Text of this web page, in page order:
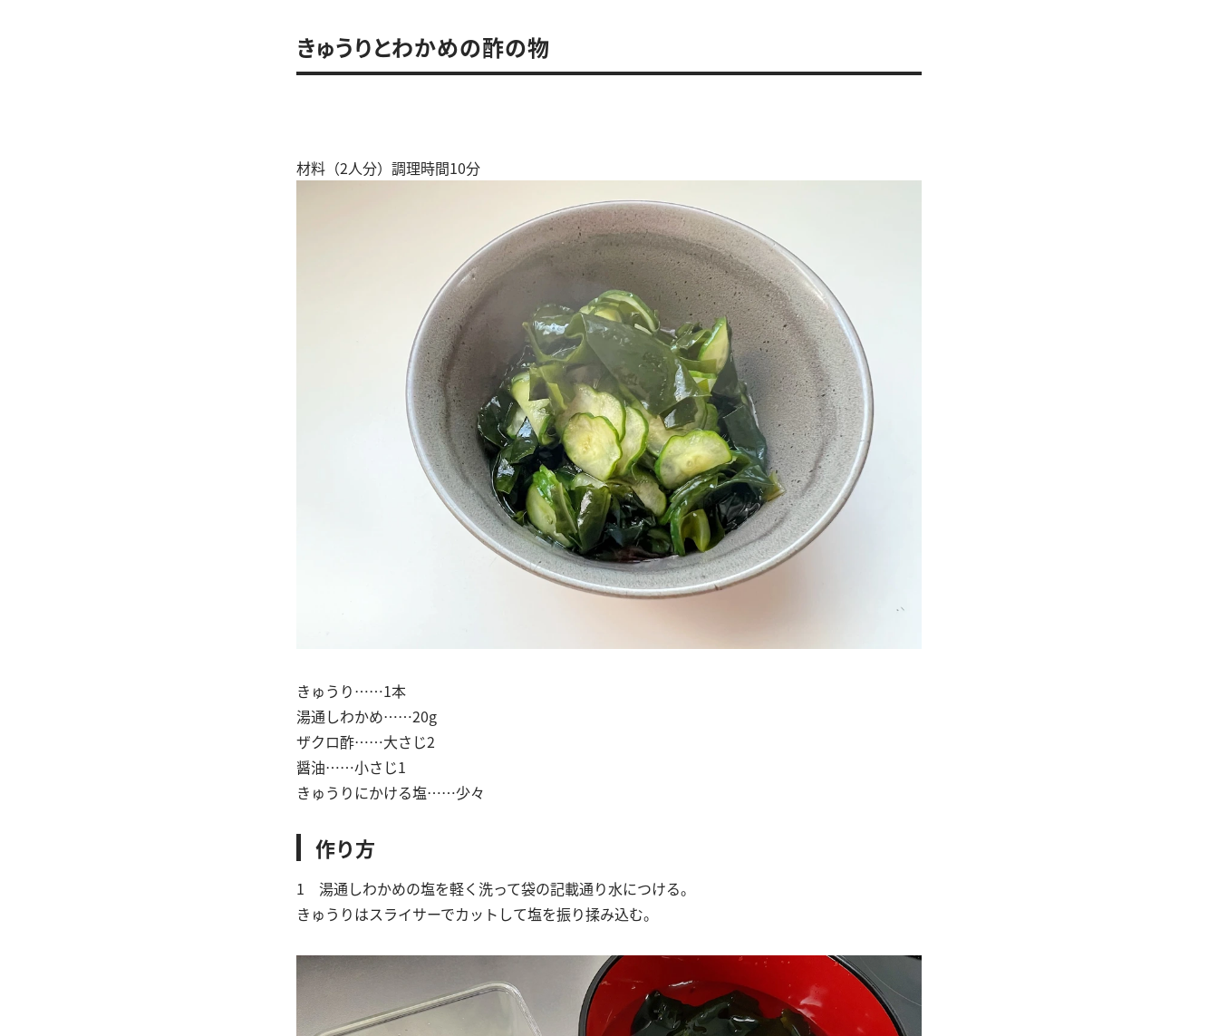
きゅうりとわかめの酢の物
材料（2人分）調理時間10分
きゅうり……1本
湯通しわかめ……20g
ザクロ酢……大さじ2
醤油……小さじ1
きゅうりにかける塩……少々
作り方
1 湯通しわかめの塩を軽く洗って袋の記載通り水につける。
きゅうりはスライサーでカットして塩を振り揉み込む。